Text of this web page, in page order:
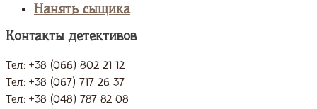
Нанять сыщика
Контакты детективов
Тел: +38 (066) 802 21 12
Тел: +38 (067) 717 26 37
Тел: +38 (048) 787 82 08